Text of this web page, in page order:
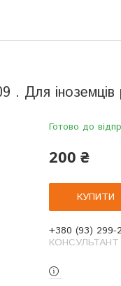
. Для
Готово до
200 ₴
КУПИТИ
+380 (93) 299-
КОНСУЛЬТАНТ